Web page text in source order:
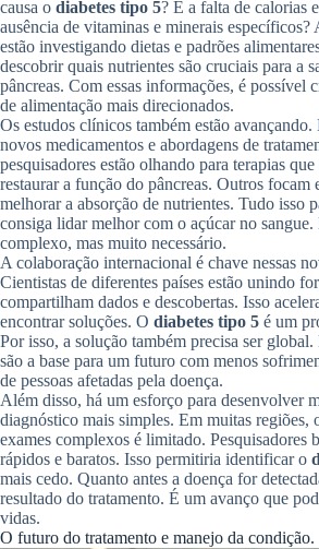
causa o diabetes tipo 5? É a falta de calorias
ausência de vitaminas e minerais específicos?
estão investigando dietas e padrões
descobrir quais nutrientes são cruciais para a
pâncreas. Com essas informações, é possível
de alimentação mais direcionados.
Os estudos clínicos também estão avançando.
novos medicamentos e abordagens de
pesquisadores estão olhando para terapias que
restaurar a função do pâncreas. Outros focam
melhorar a absorção de nutrientes. Tudo isso
consiga lidar melhor com o açúcar no
complexo, mas muito necessário.
A colaboração internacional é chave nessas
Cientistas de diferentes países estão unindo
compartilham dados e descobertas. Isso
encontrar soluções. O diabetes tipo 5 é um
Por isso, a solução também precisa ser global.
são a base para um futuro com menos
de pessoas afetadas pela doença.
Além disso, há um esforço para desenvolver
diagnóstico mais simples. Em muitas regiões,
exames complexos é limitado. Pesquisadores
rápidos e baratos. Isso permitiria identificar o
mais cedo. Quanto antes a doença for
resultado do tratamento. É um avanço que
vidas.
O futuro do tratamento e manejo da condição.